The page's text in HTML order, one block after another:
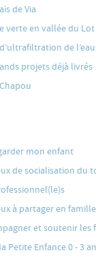
de Via
verte en vallée du Lot
de
projets déjà livrés
mon enfant
de socialisation du
à partager en famille
et soutenir les
Petite Enfance 0 - 3